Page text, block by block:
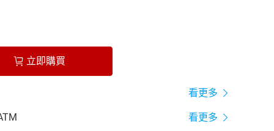
立即購買
看更多
看更多